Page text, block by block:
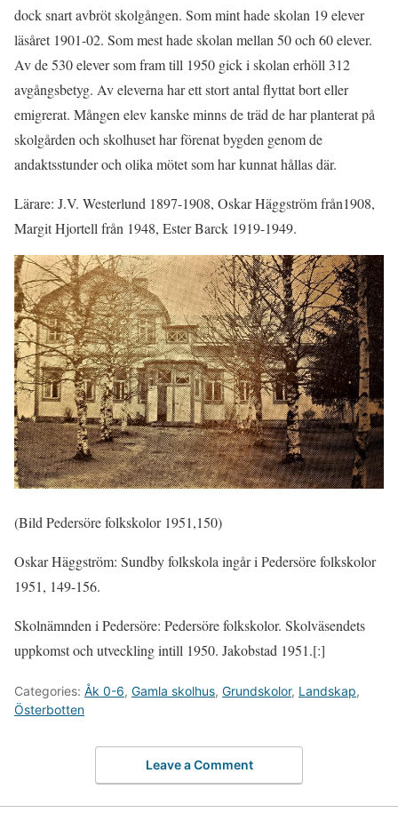
dock snart avbröt skolgången. Som mint hade skolan 19 elever
läsåret 1901-02. Som mest hade skolan mellan 50 och 60 elever.
Av de 530 elever som fram till 1950 gick i skolan erhöll 312
avgångsbetyg. Av eleverna har ett stort antal flyttat bort eller
emigrerat. Mången elev kanske minns de träd de har planterat på
skolgården och skolhuset har förenat bygden genom de
andaktsstunder och olika mötet som har kunnat hållas där.
Lärare: J.V. Westerlund 1897-1908, Oskar Häggström från1908,
Margit Hjortell från 1948, Ester Barck 1919-1949.
(Bild Pedersöre folkskolor 1951,150)
Oskar Häggström: Sundby folkskola ingår i Pedersöre folkskolor
1951, 149-156.
Skolnämnden i Pedersöre: Pedersöre folkskolor. Skolväsendets
uppkomst och utveckling intill 1950. Jakobstad 1951.[:]
Categories: Åk 0-6, Gamla skolhus, Grundskolor, Landskap,
Österbotten
Leave a Comment